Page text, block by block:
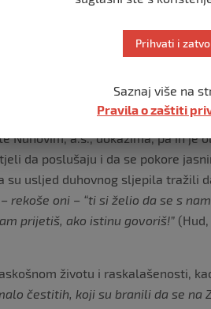
je samo bila kazna Moja!”
potopili i ljudima ih poučnim
37.)
narod jeste i njihovo požurivanje
Nuhovim, a.s., dokazima, pa ih je
da poslušaju i da se pokore
usljed duhovnog sljepila tražili
– rekoše oni – “ti si želio da se s
prijetiš, ako istinu govoriš!”
životu i raskalašenosti,
čestitih, koji su branili da se na
Prihvati i
Saznaj više na
Pravila o zaštiti